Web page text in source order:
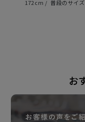
バングラデシュ
172cm
お